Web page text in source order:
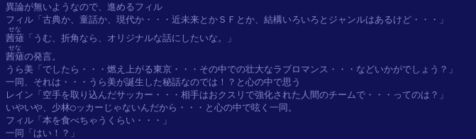
異論が無いようなので、進めるフィル
茜薙
せな
茜薙
せな
の発言。
うら美「でしたら・・・燃え上がる東京・・・その中での壮大なラブロマンス・・・などいかがでしょう？」
一同、それは・・・うら美が誕生した秘話なのでは！？と心の中で思う
レイン「空手を取り込んだサッカー・・・相手はおクスリで強化された人間のチームで・・・ってのは？」
いやいや、少林○ッカーじゃないんだから・・・と心の中で呟く一同。
フィル「本を食べちゃうくらい・・・」
一同「はい！？」